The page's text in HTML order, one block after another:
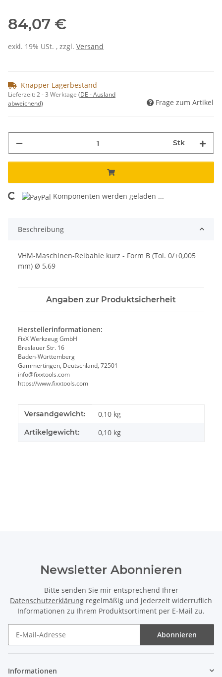
84,07 €
exkl. 19% USt. , zzgl. Versand
Knapper Lagerbestand
Lieferzeit:2 - 3 Werktage (DE - Ausland
abweichend)
Frage zum Artikel
Stk
Loading... Komponenten werden geladen ...
Beschreibung
VHM-Maschinen-Reibahle kurz - Form B (Tol. 0/+0,005
mm) Ø 5,69
Angaben zur Produktsicherheit
Herstellerinformationen:
FixX Werkzeug GmbH
Breslauer Str. 16
Baden-Württemberg
Gammertingen, Deutschland, 72501
info@fixxtools.com
https://www.fixxtools.com
Produkteigenschaft
Wert
Versandgewicht: 0,10 kg
Artikelgewicht: 0,10 kg
Newsletter Abonnieren
Bitte senden Sie mir entsprechend Ihrer
Datenschutzerklärung regelmäßig und jederzeit widerruflich
Informationen zu Ihrem Produktsortiment per E-Mail zu.
Abonnieren
Informationen